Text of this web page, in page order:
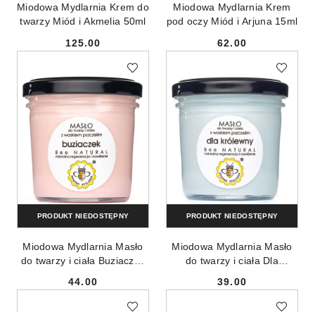
Miodowa Mydlarnia Krem do
twarzy Miód i Akmelia 50ml
Cena:
125.00
Miodowa Mydlarnia Krem
pod oczy Miód i Arjuna 15ml
Cena:
62.00
Miodowa Mydlarnia Masło
do twarzy i ciała Buziaczek
Cena:
44.00
PRODUKT NIEDOSTĘPNY
Miodowa Mydlarnia Masło
do twarzy i ciała Dla
Cena:
39.00
PRODUKT NIEDOSTĘPNY